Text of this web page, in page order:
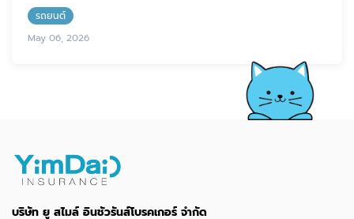
รถยนต์
May 06, 2026
บริษัท ยู สไมล์ อินชัวรันส์โบรคเกอร์ จำกัด